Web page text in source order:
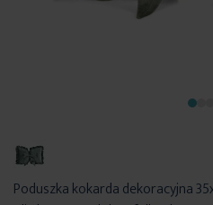
Poduszka kokarda dekoracyjna